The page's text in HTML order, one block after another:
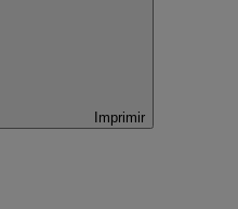
Imprimir